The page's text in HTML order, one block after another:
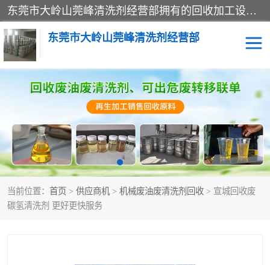
东莞市大岭山莞峰清洗剂经营部拥有的回收加工设备，大量废油回收、废清洗剂回收、废溶剂油回收、机械废油废清洗剂回收、废碳氢回收、碳氢液压油回收、碳氢二氯回收等废清洗剂处理；我们只是提供废旧化工原料的循环使用存放点，执行正规的存放，有正规的回收资质处理。同时我们公司批发零售回收级清洗剂，脱模油再生基础油，质量保证。
东莞市大岭山莞峰清洗剂经营部
当前位置： 首页 > 供应商机 > 机械废油废清洗剂回收 > 宣城回收废
碳氢清洗剂 更好更快服务
废清洗剂回收
废溶剂油回收 机械废油废清洗剂回收
废碳氢回收 碳氢液压油回收
碳氢二氯回收 回收废三四氯乙烯